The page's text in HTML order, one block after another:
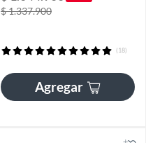
$ 1.337.900
(18)
Agregar